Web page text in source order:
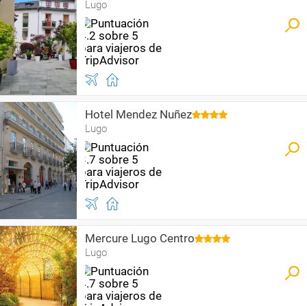
Lugo
Hotel Mendez Nuñez
Lugo
Mercure Lugo Centro
Lugo